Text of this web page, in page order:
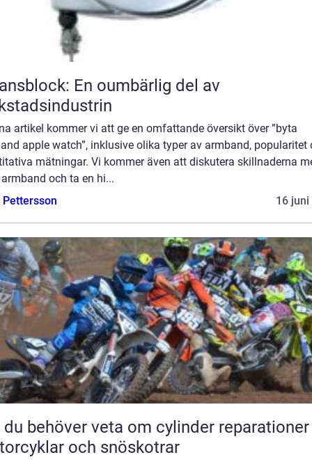
En oumbärlig del av
artikel kommer vi att ge en omfattande översikt över ”byta
apple watch”, inklusive olika typer av armband, popularitet
mätningar. Vi kommer även att diskutera skillnaderna
och ta en hi...
16 juni
behöver veta om cylinder
och snöskotrar